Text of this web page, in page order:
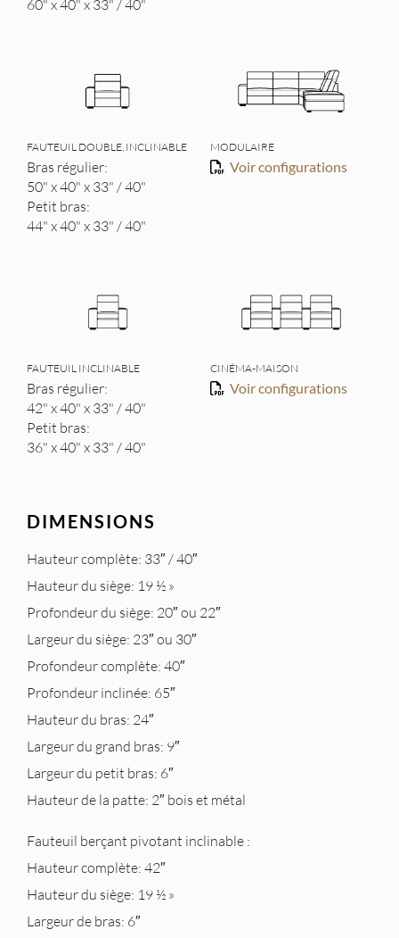
60" x 40" x 33" / 40"
FAUTEUIL DOUBLE, INCLINABLE
Bras régulier:
50" x 40" x 33" / 40"
Petit bras:
44" x 40" x 33" / 40"
MODULAIRE
Voir configurations
FAUTEUIL INCLINABLE
Bras régulier:
42" x 40" x 33" / 40"
Petit bras:
36" x 40" x 33" / 40"
CINÉMA-MAISON
Voir configurations
DIMENSIONS
Hauteur complète: 33″ / 40″
Hauteur du siège: 19 ½ »
Profondeur du siège: 20″ ou 22″
Largeur du siège: 23″ ou 30″
Profondeur complète: 40″
Profondeur inclinée: 65″
Hauteur du bras: 24″
Largeur du grand bras: 9″
Largeur du petit bras: 6″
Hauteur de la patte: 2″ bois et métal
Fauteuil berçant pivotant inclinable :
Hauteur complète: 42″
Hauteur du siège: 19 ½ »
Largeur de bras: 6″